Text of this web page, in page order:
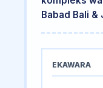
Babad Bali &
EKAWARA